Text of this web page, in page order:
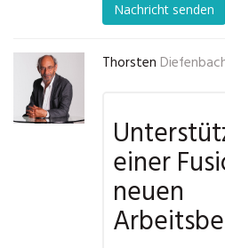
Nachricht senden
Thorsten
einer
neuen